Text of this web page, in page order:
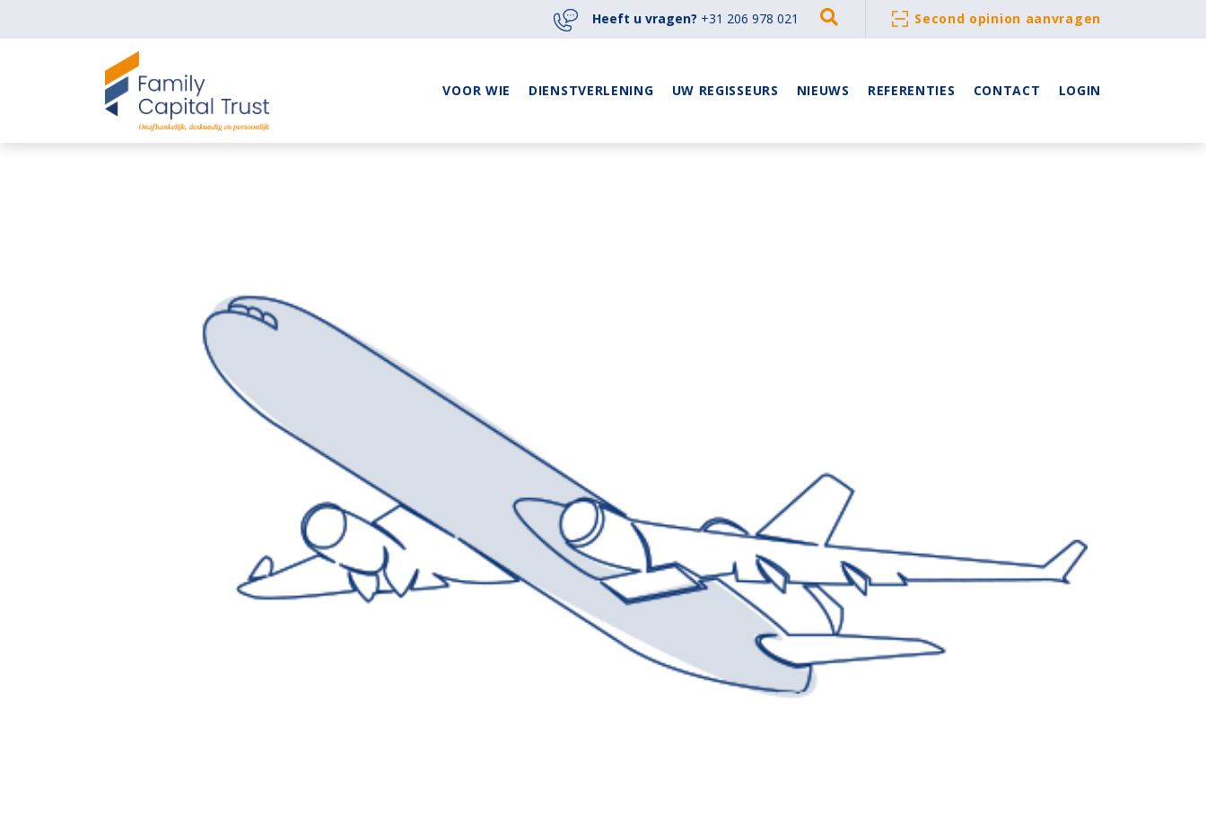
Heeft u vragen? +31 206 978 021 Second opinion aanvragen
VOOR WIE DIENSTVERLENING UW REGISSEURS NIEUWS REFERENTIES CONTACT LOGIN